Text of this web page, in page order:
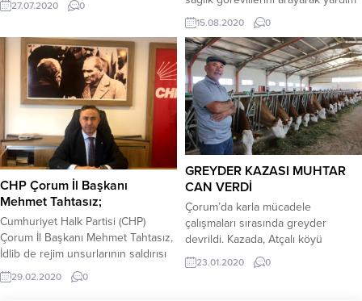
başladı.Adıyaman Vali Yardımcısı
ile Osmancık Kaymakamlığı’na
atanan Ayhan Akpay, ilçedeki
görevine başladı.‘Ayhan Akpay
Kimdir?’1979 yılında Niğde’de
doğdu. İlkokulu Divarlı Kasabası
İlkokulunda, Ortaokul ve Liseyi
Çiftlik İlçesinde okudu. 1996 yılında
girdiği Marmara Üniversitesi Hukuk
Fakültesinden...
27.07.2020 0
istedi.Olay, Ulumezarlık civarında
meydana geldi. İddialara göre E.K.
isimli şahıs polis ve ambulansı
arayarak intihar ettim ihbarında
bulundu. İhbarı üzerine olay yerine
gelen polis ekipleri Ulumezarlık
karşısında E.K.’yi kaldırımda baygın
yatarken buldu. 112 ekibinin de...
15.08.2020 0
CHP Çorum İl Başkanı
Mehmet Tahtasız;
Cumhuriyet Halk Partisi (CHP)
Çorum İl Başkanı Mehmet Tahtasız,
İdlib de rejim unsurlarının saldırısı
sonucu şehit olan askerler için
başsağlığı mesajı yayımladı.
29.02.2020 0
GREYDER KAZASI MUHTAR
CAN VERDİ
Çorum’da karla mücadele
çalışmaları sırasında greyder
devrildi. Kazada, Atçalı köyü
muhtarı hayatını kaybederken, 2
operatörde yaralandı.Edinilen
23.01.2020 0